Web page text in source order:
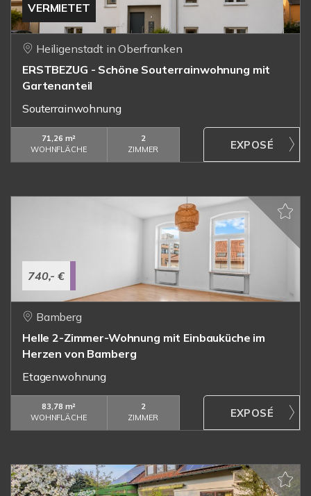
VERMIETET
Heiligenstadt in Oberfranken
ERSTBEZUG - Schöne Souterrainwohnung mit
Gartenanteil
Souterrainwohnung
71,26 m²
WOHNFLÄCHE
2
ZIMMER
740,- €
Bamberg
Helle 2-Zimmer-Wohnung mit Einbauküche im
Herzen von Bamberg
Etagenwohnung
83,78 m²
WOHNFLÄCHE
2
ZIMMER